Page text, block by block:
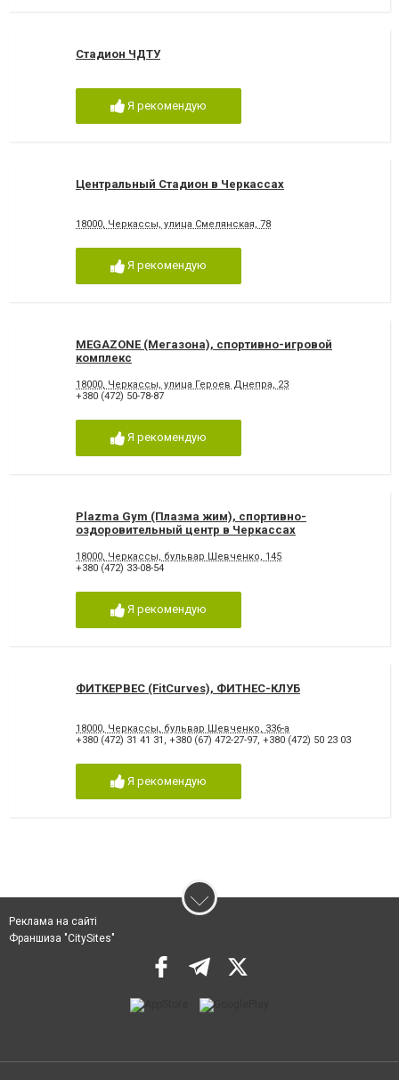
Стадион ЧДТУ
Я рекомендую
Центральный Стадион в Черкассах
18000, Черкассы, улица Смелянская, 78
Я рекомендую
MEGAZONE (Мегазона), спортивно-игровой
комплекс
18000, Черкассы, улица Героев Днепра, 23
+380 (472) 50-78-87
Я рекомендую
Plazma Gym (Плазма жим), спортивно-
оздоровительный центр в Черкассах
18000, Черкассы, бульвар Шевченко, 145
+380 (472) 33-08-54
Я рекомендую
ФИТКЕРВЕС (FitCurves), ФИТНЕС-КЛУБ
18000, Черкассы, бульвар Шевченко, 336-а
+380 (472) 31 41 31 , +380 (67) 472-27-97, +380 (472) 50 23 03
Я рекомендую
Реклама на сайті
Франшиза "CitySites"